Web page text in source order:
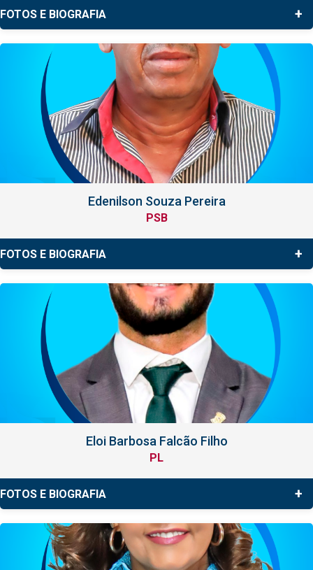
FOTOS E BIOGRAFIA +
Edenilson Souza Pereira
PSB
FOTOS E BIOGRAFIA +
Eloi Barbosa Falcão Filho
PL
FOTOS E BIOGRAFIA +